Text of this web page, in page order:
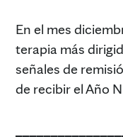
En el mes
terapia más
señales de
de recibir el Año